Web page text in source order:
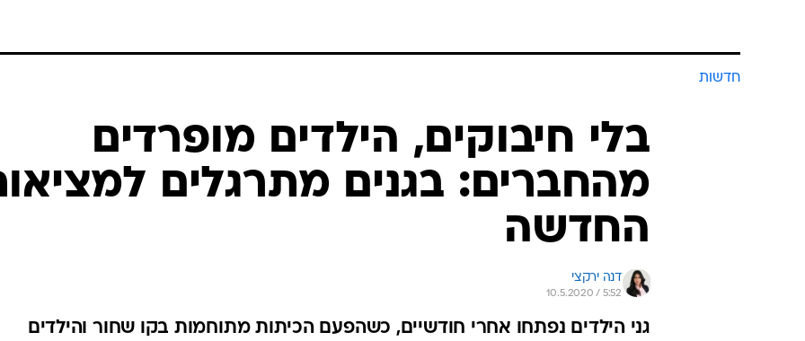
המייל האדום
חדשות
בלי חיבוקים, הילדים מופרדים
מהחברים: בגנים מתרגלים
החדשה
דנה ירקצי
10.5.2020 / 5:52
גני הילדים נפתחו אחרי חודשיים, כשהפעם הכיתות מתוחמות בקו שחור והילדים